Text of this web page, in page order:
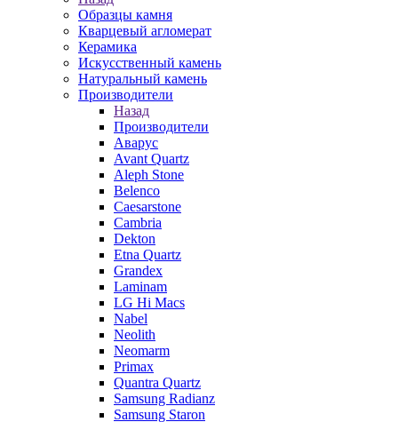
Образцы камня
Кварцевый агломерат
Керамика
Искусственный камень
Натуральный камень
Производители
Назад
Производители
Аварус
Avant Quartz
Aleph Stone
Belenco
Caesarstone
Cambria
Dekton
Etna Quartz
Grandex
Laminam
LG Hi Macs
Nabel
Neolith
Neomarm
Primax
Quantra Quartz
Samsung Radianz
Samsung Staron